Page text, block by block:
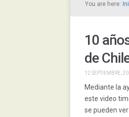
You are here:
10
de
12 SEPTIEMBRE,
Mediante la
este video
se pueden